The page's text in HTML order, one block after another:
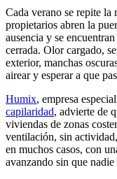
Cada verano se repite la
propietarios abren la
ausencia y se
cerrada. Olor cargado,
exterior, manchas
airear y esperar a que
Humix, empresa
capilaridad, advierte de
viviendas de zonas
ventilación, sin
en muchos casos, con
avanzando sin que nadie